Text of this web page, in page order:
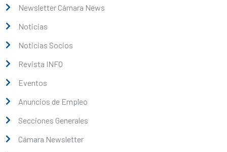
Newsletter Cámara News
Noticias
Noticias Socios
Revista INFO
Eventos
Anuncios de Empleo
Secciones Generales
Cámara Newsletter